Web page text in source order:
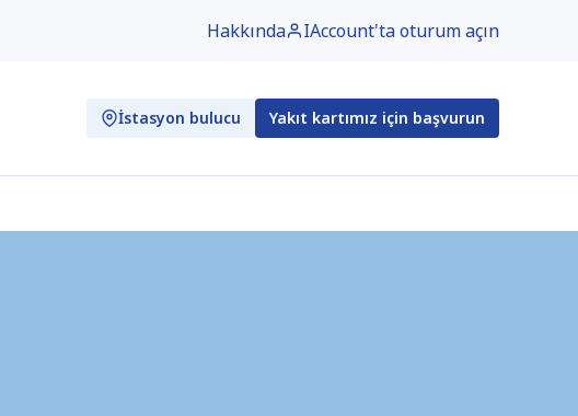
Hakkında IAccount'ta oturum açın
İstasyon bulucu Yakıt kartımız için başvurun